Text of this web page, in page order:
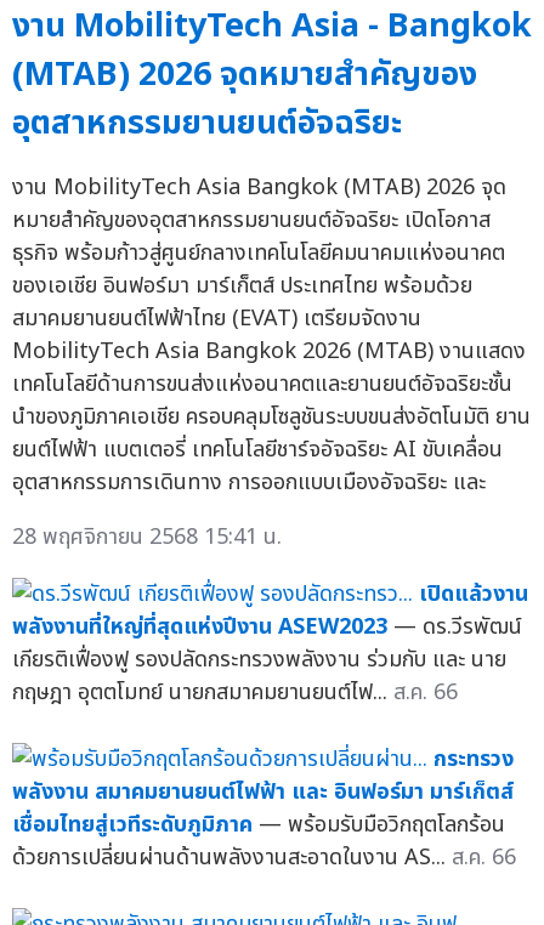
งาน MobilityTech Asia - Bangkok
(MTAB) 2026 จุดหมายสำคัญของ
อุตสาหกรรมยานยนต์อัจฉริยะ
งาน MobilityTech Asia Bangkok (MTAB) 2026 จุด
หมายสำคัญของอุตสาหกรรมยานยนต์อัจฉริยะ เปิดโอกาส
ธุรกิจ พร้อมก้าวสู่ศูนย์กลางเทคโนโลยีคมนาคมแห่งอนาคต
ของเอเชีย อินฟอร์มา มาร์เก็ตส์ ประเทศไทย พร้อมด้วย
สมาคมยานยนต์ไฟฟ้าไทย (EVAT) เตรียมจัดงาน
MobilityTech Asia Bangkok 2026 (MTAB) งานแสดง
เทคโนโลยีด้านการขนส่งแห่งอนาคตและยานยนต์อัจฉริยะชั้น
นำของภูมิภาคเอเชีย ครอบคลุมโซลูชันระบบขนส่งอัตโนมัติ ยาน
ยนต์ไฟฟ้า แบตเตอรี่ เทคโนโลยีชาร์จอัจฉริยะ AI ขับเคลื่อน
อุตสาหกรรมการเดินทาง การออกแบบเมืองอัจฉริยะ และ
28 พฤศจิกายน 2568 15:41 น.
เปิดแล้วงาน
พลังงานที่ใหญ่ที่สุดแห่งปีงาน ASEW2023 — ดร.วีรพัฒน์
เกียรติเฟื่องฟู รองปลัดกระทรวงพลังงาน ร่วมกับ และ นาย
กฤษฎา อุตตโมทย์ นายกสมาคมยานยนต์ไฟ... ส.ค. 66
กระทรวง
พลังงาน สมาคมยานยนต์ไฟฟ้า และ อินฟอร์มา มาร์เก็ตส์
เชื่อมไทยสู่เวทีระดับภูมิภาค — พร้อมรับมือวิกฤตโลกร้อน
ด้วยการเปลี่ยนผ่านด้านพลังงานสะอาดในงาน AS... ส.ค. 66